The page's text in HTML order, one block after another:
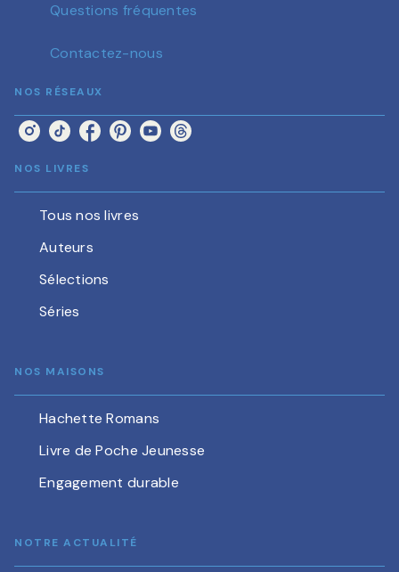
Questions fréquentes
Contactez-nous
NOS RÉSEAUX
NOS LIVRES
Tous nos livres
Auteurs
Sélections
Séries
NOS MAISONS
Hachette Romans
Livre de Poche Jeunesse
Engagement durable
NOTRE ACTUALITÉ